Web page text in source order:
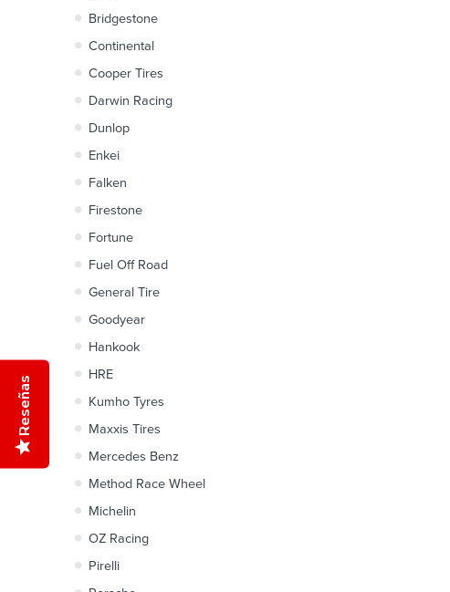
Bridgestone
Continental
Cooper Tires
Darwin Racing
Dunlop
Enkei
Falken
Firestone
Fortune
Fuel Off Road
General Tire
Goodyear
Hankook
HRE
Kumho Tyres
Maxxis Tires
Mercedes Benz
Method Race Wheel
Michelin
OZ Racing
Pirelli
Reseñas